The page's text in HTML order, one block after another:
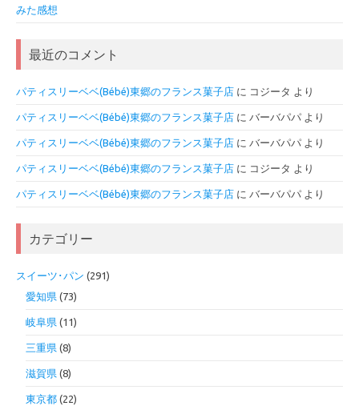
みた感想
最近のコメント
パティスリーベベ(Bébé)東郷のフランス菓子店 に コジータ より
パティスリーベベ(Bébé)東郷のフランス菓子店 に バーバパパ より
パティスリーベベ(Bébé)東郷のフランス菓子店 に バーバパパ より
パティスリーベベ(Bébé)東郷のフランス菓子店 に コジータ より
パティスリーベベ(Bébé)東郷のフランス菓子店 に バーバパパ より
カテゴリー
スイーツ･パン (291)
愛知県 (73)
岐阜県 (11)
三重県 (8)
滋賀県 (8)
東京都 (22)